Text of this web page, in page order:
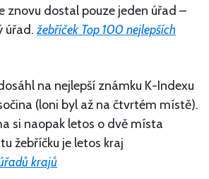
znovu dostal pouze jeden úřad –
úřad.žebříček Top 100 nejlepších
na nejlepší známku K-Indexu
(loni byl až na čtvrtém místě).
si naopak letos o dvě místa
žebříčku je letos kraj
krajů